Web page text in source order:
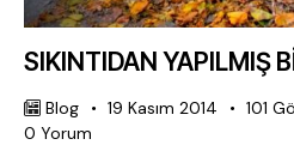
SIKINTIDAN YAPILMIŞ
Blog 19 Kasım 2014 101
0 Yorum